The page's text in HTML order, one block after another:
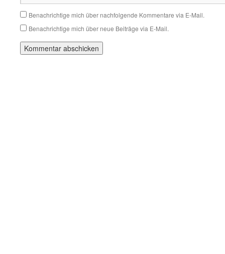
Benachrichtige mich über nachfolgende Kommentare via E-Mail.
Benachrichtige mich über neue Beiträge via E-Mail.